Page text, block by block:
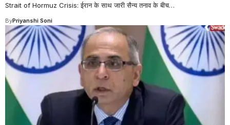
Strait of Hormuz Crisis: ईरान के साथ जारी सैन्य तनाव के बीच…
ByPriyanshi Soni